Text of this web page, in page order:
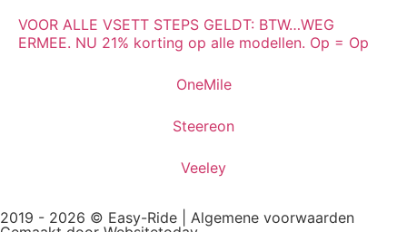
VOOR ALLE VSETT STEPS GELDT: BTW…WEG
ERMEE. NU 21% korting op alle modellen. Op = Op
OneMile
Steereon
Veeley
2019 - 2026 © Easy-Ride | Algemene voorwaarden